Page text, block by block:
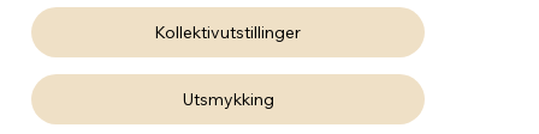
Utsmykking